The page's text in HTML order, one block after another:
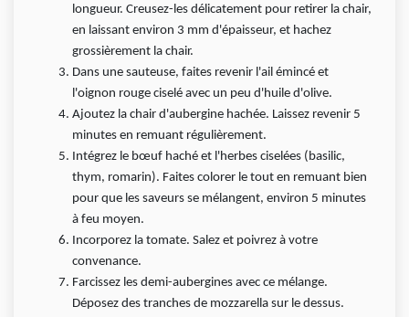
longueur. Creusez-les délicatement pour retirer la chair,
en laissant environ 3 mm d'épaisseur, et hachez
grossièrement la chair.
Dans une sauteuse, faites revenir l'ail émincé et
l'oignon rouge ciselé avec un peu d'huile d'olive.
Ajoutez la chair d'aubergine hachée. Laissez revenir 5
minutes en remuant régulièrement.
Intégrez le bœuf haché et l'herbes ciselées (basilic,
thym, romarin). Faites colorer le tout en remuant bien
pour que les saveurs se mélangent, environ 5 minutes
à feu moyen.
Incorporez la tomate. Salez et poivrez à votre
convenance.
Farcissez les demi-aubergines avec ce mélange.
Déposez des tranches de mozzarella sur le dessus.